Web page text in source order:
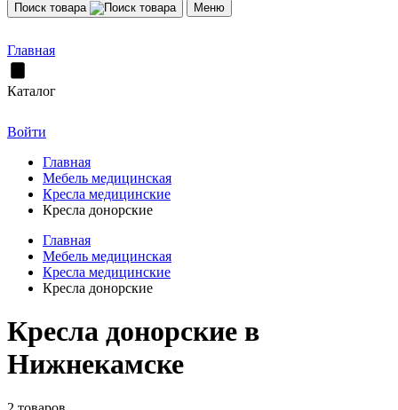
Поиск товара Меню
Главная
Каталог
Войти
Главная
Мебель медицинская
Кресла медицинские
Кресла донорские
Главная
Мебель медицинская
Кресла медицинские
Кресла донорские
Кресла донорские в
Нижнекамске